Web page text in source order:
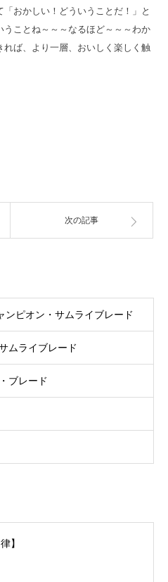
おかしい！どういうことだ！」と
ことね～～～なるほど～～～わか
ば、より一層、おいしく楽しく触
次の記事
ンピオン・サムライブレード
ムライブレード
ブレード
】